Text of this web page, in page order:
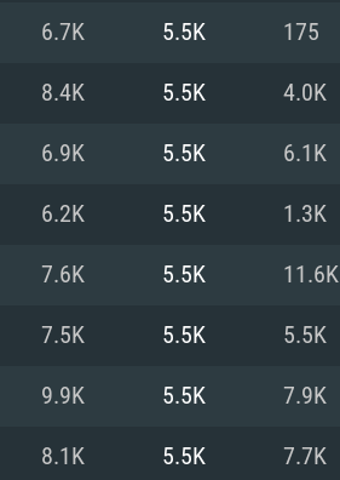
SISTEMA
6.7K 5.5K 175
8.4K 5.5K 4.0K
6.9K 5.5K 6.1K
6.2K 5.5K 1.3K
7.6K 5.5K 11.6K
7.5K 5.5K 5.5K
9.9K 5.5K 7.9K
8.1K 5.5K 7.7K